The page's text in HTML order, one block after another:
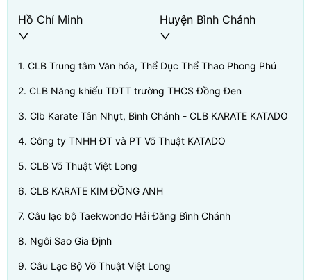
Hồ Chí Minh Huyện Bình Chánh
1. CLB Trung tâm Văn hóa, Thể Dục Thể Thao Phong Phú
2. CLB Năng khiếu TDTT trường THCS Đồng Đen
3. Clb Karate Tân Nhựt, Bình Chánh - CLB KARATE KATADO
4. Công ty TNHH ĐT và PT Võ Thuật KATADO
5. CLB Võ Thuật Việt Long
6. CLB KARATE KIM ĐỒNG ANH
7. Câu lạc bộ Taekwondo Hải Đăng Bình Chánh
8. Ngôi Sao Gia Định
9. Câu Lạc Bộ Võ Thuật Việt Long